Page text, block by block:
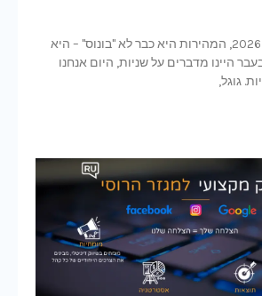
בעולם הדיגיטלי של 2026, המהירות היא כבר לא "בונוס" – היא
מדברים על שניות, היום אנחנו